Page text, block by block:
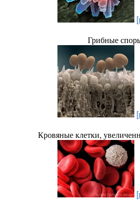
Грибные
Кровяные клетки,